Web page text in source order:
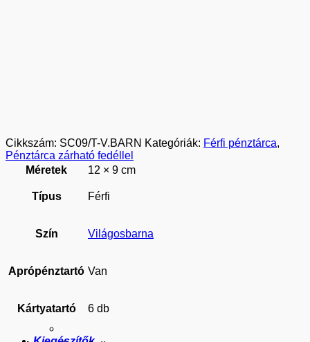
Cikkszám: SC09/T-V.BARN Kategóriák: Férfi pénztárca,
Pénztárca zárható fedéllel
Méretek
12 × 9 cm
Típus Férfi
Szín Világosbarna
Aprópénztartó Van
Kártyatartó 6 db